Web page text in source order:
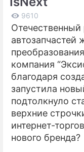
9610
компания
благодаря
запустила
подтолкнуло
верхние
интернет-
нового бренда?